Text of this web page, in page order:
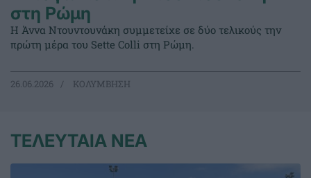
στη Ρώμη
Η Άννα Ντουντουνάκη συμμετείχε σε δύο τελικούς την
πρώτη μέρα του Sette Colli στη Ρώμη.
26.06.2026 ΚΟΛΥΜΒΗΣΗ
ΤΕΛΕΥΤΑΙΑ ΝΕΑ